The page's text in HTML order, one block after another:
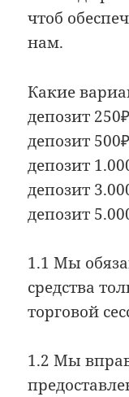
чтоб
нам.
Какие
депозит
депозит
депозит
депозит
депозит
1.1 Мы
средства
торговой
1.2 Мы